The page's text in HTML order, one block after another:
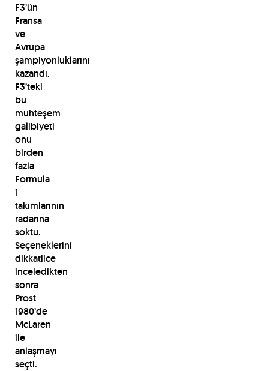
F3’ün
Fransa
ve
Avrupa
şampiyonluklarını
kazandı.
F3’teki
bu
muhteşem
galibiyeti
onu
birden
fazla
Formula
1
takımlarının
radarına
soktu.
Seçeneklerini
dikkatlice
inceledikten
sonra
Prost
1980’de
McLaren
ile
anlaşmayı
seçti.